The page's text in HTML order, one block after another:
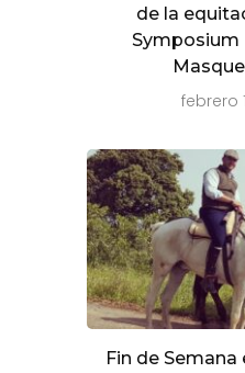
de la
Symposium
febrero
Fin de